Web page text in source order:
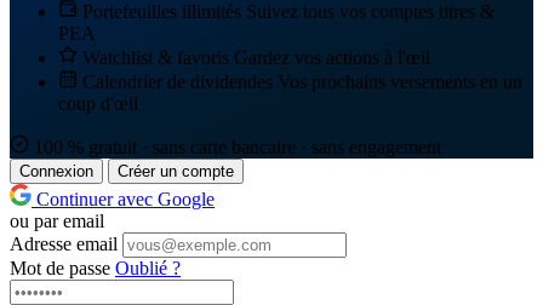
Portefeuilles illimités Suivez tous vos comptes titres &
PEA
Watchlist & favoris Gardez vos actions à l'œil
Calendrier de dividendes Vos prochains versements en un
coup d'œil
100 % gratuit · sans carte bancaire · sans engagement
Connexion Créer un compte
Continuer avec Google
ou par email
Adresse email
Mot de passe Oublié ?